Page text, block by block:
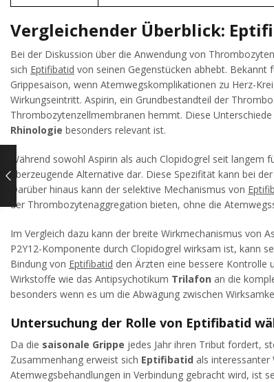
Vergleichender Überblick:
Bei der Diskussion über die Anwendung von
sich Eptifibatid von seinen Gegenstücken abhebt.
Grippesaison, wenn Atemwegskomplikationen zu Herz-
Wirkungseintritt. Aspirin, ein Grundbestandteil der
Thrombozytenzellmembranen hemmt. Diese
Rhinologie besonders relevant ist.
Während sowohl Aspirin als auch Clopidogrel seit
überzeugende Alternative dar. Diese Spezifität kann bei
Darüber hinaus kann der selektive Mechanismus von
der Thrombozytenaggregation bieten, ohne die
Im Vergleich dazu kann der breite Wirkmechanismus von
P2Y12-Komponente durch Clopidogrel wirksam ist, kann
Bindung von Eptifibatid den Ärzten eine bessere Kontrolle
Wirkstoffe wie das Antipsychotikum Trilafon an die
besonders wenn es um die Abwägung zwischen
Untersuchung der Rolle von Eptifibatid
Da die saisonale Grippe jedes Jahr ihren Tribut fordert,
Zusammenhang erweist sich Eptifibatid als
Atemwegsbehandlungen in Verbindung gebracht wird, ist